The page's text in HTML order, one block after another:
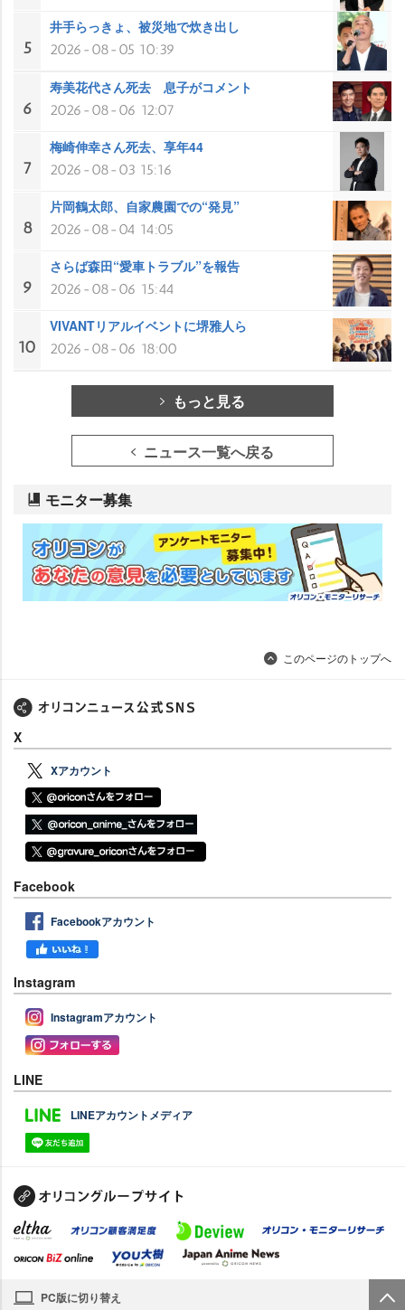
5
井手らっきょ、被災地で炊き出し
2026-08-05 10:39
6
寿美花代さん死去 息子がコメント
2026-08-06 12:07
7
梅崎伸幸さん死去、享年44
2026-08-03 15:16
8
片岡鶴太郎、自家農園での“発見”
2026-08-04 14:05
9
さらば森田“愛車トラブル”を報告
2026-08-06 15:44
10
VIVANTリアルイベントに堺雅人ら
2026-08-06 18:00
もっと見る
ニュース一覧へ戻る
モニター募集
このページのトップへ
X
Xアカウント
Facebook
Facebookアカウント
Instagram
Instagramアカウント
LINE
LINEアカウントメディア
PC版に切り替え